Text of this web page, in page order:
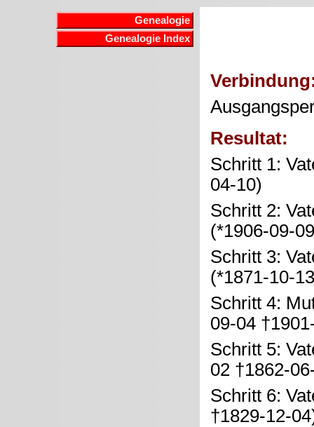
Genealogie
Genealogie Index
Resultat:
Schritt 1:
04-10)
Schritt 2:
(*1906-09-
Schritt 3:
(*1871-10-
Schritt 4:
09-04
Schritt 5:
02 †1862-
Schritt 6:
†1829-12-